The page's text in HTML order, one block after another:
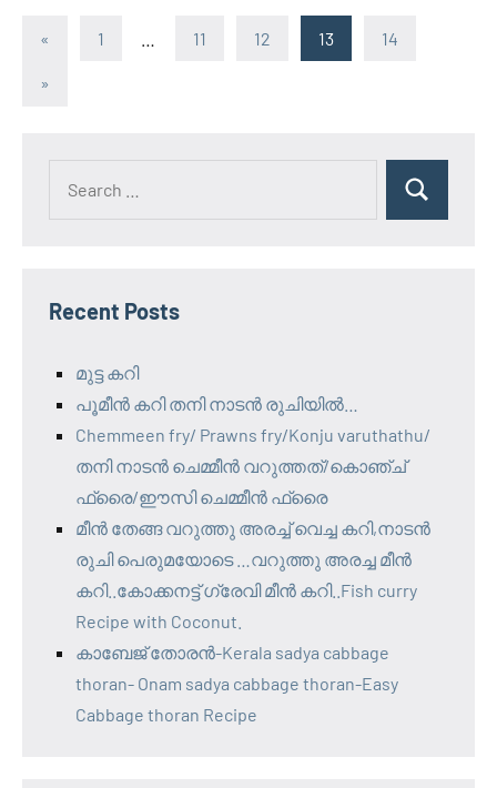
Posts
pagination
« Previous
1 11 12 13 14
Next
»
Search
Recent Posts
മുട്ട കറി
പൂമീൻ കറി തനി നാടൻ രുചിയിൽ…
Chemmeen fry/ Prawns fry/Konju varuthathu/
തനി നാടൻ ചെമ്മീൻ വറുത്തത്/കൊഞ്ച്
ഫ്രൈ/ഈസി ചെമ്മീൻ ഫ്രൈ
മീൻ തേങ്ങ വറുത്തു അരച്ച് വെച്ച കറി,നാടൻ
രുചി പെരുമയോടെ …വറുത്തു അരച്ച മീൻ
കറി..കോക്കനട്ട് ഗ്രേവി മീൻ കറി..Fish curry
Recipe with Coconut.
കാബേജ് തോരൻ-Kerala sadya cabbage
thoran- Onam sadya cabbage thoran-Easy
Cabbage thoran Recipe